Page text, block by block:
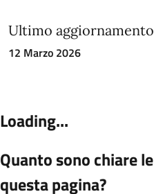
Ultimo aggiornamento
12 Marzo 2026